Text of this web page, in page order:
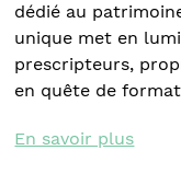
dédié au
unique met en
prescripteurs,
en quête de
En savoir plus